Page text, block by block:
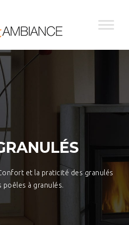
et la praticité des granulés
poêles à granulés.